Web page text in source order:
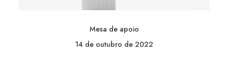
Mesa de apoio
14 de outubro de 2022